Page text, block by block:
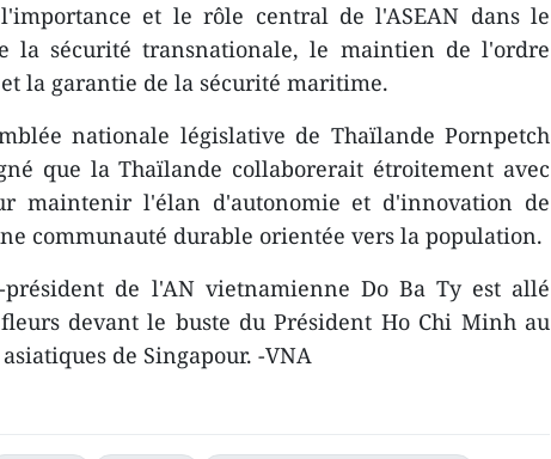
et le rôle central de l'ASEAN dans le
la sécurité transnationale, le maintien de l'ordre
la garantie de la sécurité maritime.
nationale législative de Thaïlande Pornpetch
que la Thaïlande collaborerait étroitement avec
maintenir l'élan d'autonomie et d'innovation de
communauté durable orientée vers la population.
de l'AN vietnamienne Do Ba Ty est allé
devant le buste du Président Ho Chi Minh au
de Singapour. -VNA